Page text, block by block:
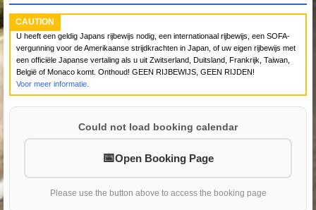
CAUTION
U heeft een geldig Japans rijbewijs nodig, een internationaal rijbewijs, een SOFA-
vergunning voor de Amerikaanse strijdkrachten in Japan, of uw eigen rijbewijs met
een officiële Japanse vertaling als u uit Zwitserland, Duitsland, Frankrijk, Taiwan,
België of Monaco komt. Onthoud! GEEN RIJBEWIJS, GEEN RIJDEN!
Voor meer informatie.
Could not load booking calendar
Open Booking Page
Please use the button above to access the booking page